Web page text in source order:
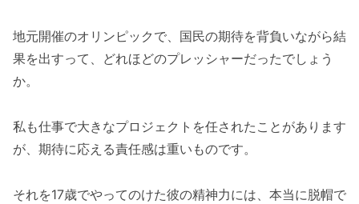
地元開催のオリンピックで、国民の期待を背負いながら結
果を出すって、どれほどのプレッシャーだったでしょう
か。
私も仕事で大きなプロジェクトを任されたことがあります
が、期待に応える責任感は重いものです。
それを17歳でやってのけた彼の精神力には、本当に脱帽で